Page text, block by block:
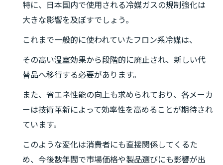
特に、日本国内で使用される冷媒ガスの規制強化は
大きな影響を及ぼすでしょう。
これまで一般的に使われていたフロン系冷媒は、
その高い温室効果から段階的に廃止され、新しい代
替品へ移行する必要があります。
また、省エネ性能の向上も求められており、各メーカ
ーは技術革新によって効率性を高めることが期待され
ています。
このような変化は消費者にも直接関係してくるた
め、今後数年間で市場価格や製品選びにも影響が出